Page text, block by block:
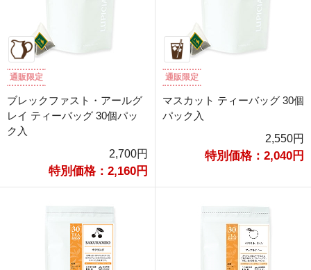
通販限定
ブレックファスト・アールグ
レイ ティーバッグ 30個パッ
ク入
2,700円
特別価格：2,160円
通販限定
マスカット ティーバッグ 30個
パック入
2,550円
特別価格：2,040円